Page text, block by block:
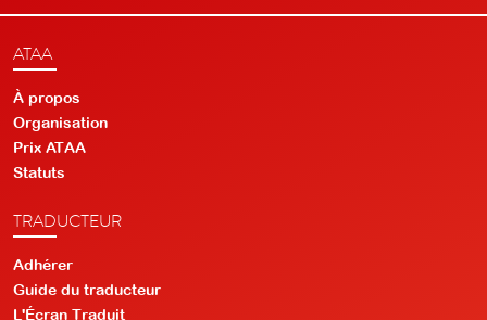
ATAA
À propos
Organisation
Prix ATAA
Statuts
TRADUCTEUR
Adhérer
Guide du traducteur
L'Écran Traduit